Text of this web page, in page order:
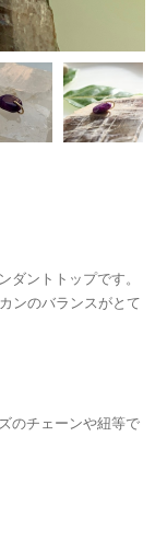
ダントトップです。
ンのバランスがとて
のチェーンや紐等で